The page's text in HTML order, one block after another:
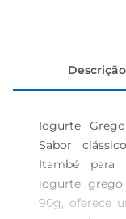
Descrição
Iogurte
Sabor
Itambé para
iogurte
90g, oferece